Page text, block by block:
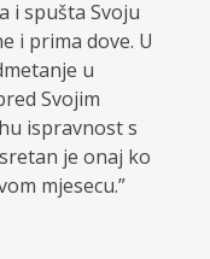
i spušta Svoju
i prima dove. U
u
Svojim
ispravnost s
je onaj ko
mjesecu.”